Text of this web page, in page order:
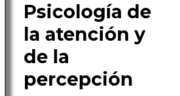
Psicología de
la atención y
de la
percepción